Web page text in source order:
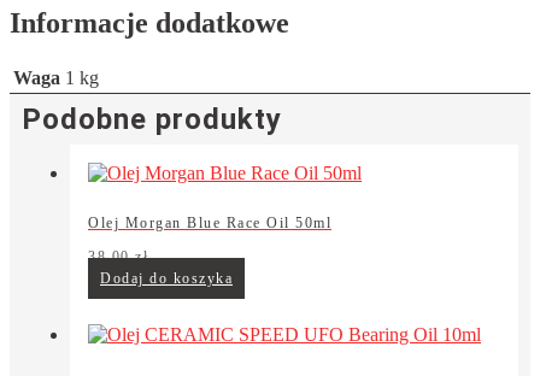
Informacje dodatkowe
Waga 1 kg
Podobne produkty
Olej Morgan Blue Race Oil 50ml
38,00zł
Dodaj do koszyka